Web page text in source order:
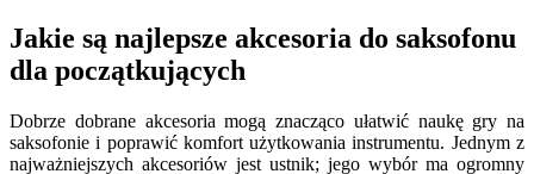
Jakie są najlepsze akcesoria do saksofonu
dla początkujących
Dobrze dobrane akcesoria mogą znacząco ułatwić naukę gry na
saksofonie i poprawić komfort użytkowania instrumentu. Jednym z
najważniejszych akcesoriów jest ustnik; jego wybór ma ogromny